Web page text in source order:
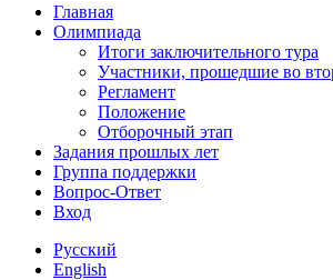
Главная
Олимпиада
Итоги заключительного тура
Участники, прошедшие во
Регламент
Положение
Отборочный этап
Задания прошлых лет
Группа поддержки
Вопрос-Ответ
Вход
Русский
English